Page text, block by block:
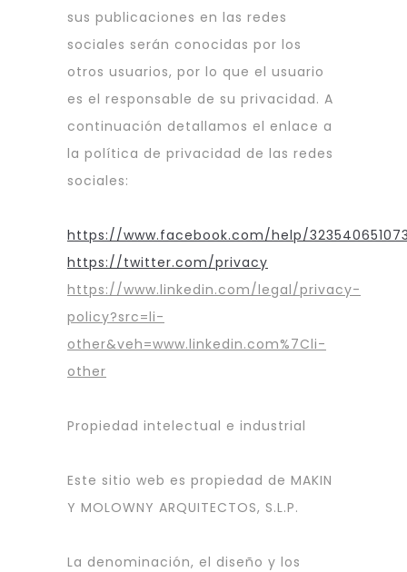
sus publicaciones en las redes
sociales serán conocidas por los
otros usuarios, por lo que el usuario
es el responsable de su privacidad. A
continuación detallamos el enlace a
la política de privacidad de las redes
sociales:
https://www.facebook.com/help/
https://twitter.com/privacy
https://www.linkedin.com/legal/privacy-
policy?src=li-
other&veh=www.linkedin.com%7Cli-
other
Propiedad intelectual e industrial
Este sitio web es propiedad de MAKIN
Y MOLOWNY ARQUITECTOS, S.L.P.
La denominación, el diseño y los